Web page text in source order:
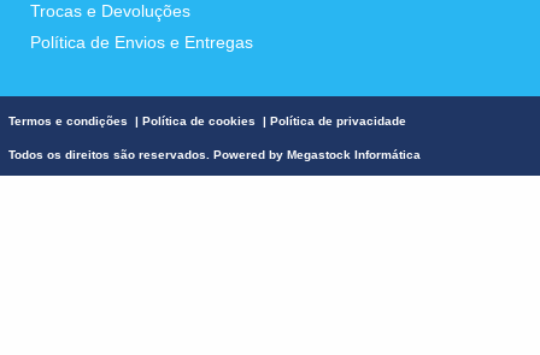
Trocas e Devoluções
Política de Envios e Entregas
Termos e condições | Política de cookies | Política de privacidade
Todos os direitos são reservados. Powered by Megastock Informática